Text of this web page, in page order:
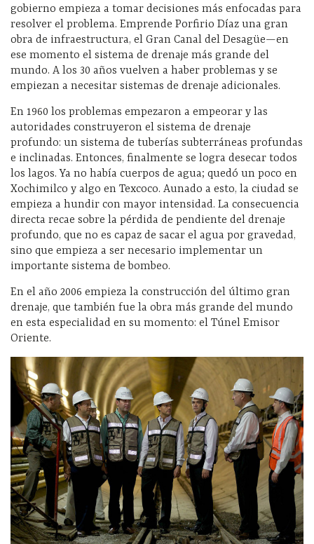
gobierno empieza a tomar decisiones más enfocadas para
resolver el problema. Emprende Porfirio Díaz una gran
obra de infraestructura, el Gran Canal del Desagüe—en
ese momento el sistema de drenaje más grande del
mundo. A los 30 años vuelven a haber problemas y se
empiezan a necesitar sistemas de drenaje adicionales.
En 1960 los problemas empezaron a empeorar y las
autoridades construyeron el sistema de drenaje
profundo: un sistema de tuberías subterráneas profundas
e inclinadas. Entonces, finalmente se logra desecar todos
los lagos. Ya no había cuerpos de agua; quedó un poco en
Xochimilco y algo en Texcoco. Aunado a esto, la ciudad se
empieza a hundir con mayor intensidad. La consecuencia
directa recae sobre la pérdida de pendiente del drenaje
profundo, que no es capaz de sacar el agua por gravedad,
sino que empieza a ser necesario implementar un
importante sistema de bombeo.
En el año 2006 empieza la construcción del último gran
drenaje, que también fue la obra más grande del mundo
en esta especialidad en su momento: el Túnel Emisor
Oriente.